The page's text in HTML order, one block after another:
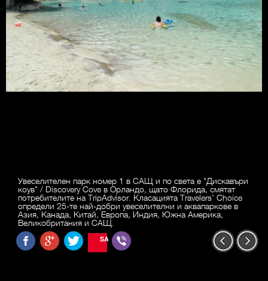
Увеселителен парк номер 1 в САЩ и по света е "Дискавъри
коув" / Discovery Cove в Орландо, щато Флорида, смятат
потребителите на TripAdvisor. Класацията Travelers’ Choice
определи 25-те най-добри увеселителни и аквапаркове в
Азия, Канада, Китай, Европа, Индия, Южна Америка,
Великобритания и САЩ.
SAVE